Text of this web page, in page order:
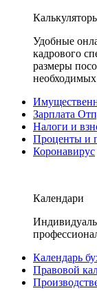
Удобные
кадрового
размеры
необходимых
Зарплата
Налоги и
Проценты и
Коронавирус
Календари
Календарь
Правовой